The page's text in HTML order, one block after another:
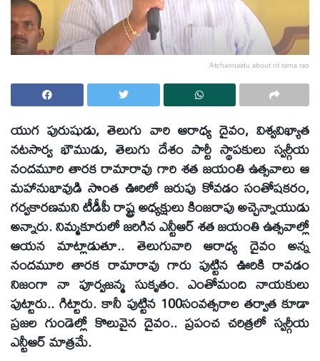
Atchannaidu about nt rama rao
యుగ పురుషుడు, తెలుగు వారి ఆరాధ్య దైవం, విశ్వవిఖ్యాత
నటసార్వ భౌముడు, తెలుగు దేశం పార్టీ స్థాపకులు స్వర్గీయ
నందమూరి తారక రామారావు గారి శత జయంతి ఉత్సవాలు ఆ
మహానుభావుడి సొంత ఊరిలో జరుపు కోవడం సంతోషకరం,
గర్వకారణమని టీడీపీ రాష్ట్ర అధ్యక్షులు కింజరాపు అచ్చెన్నాయుడు
అన్నారు. నిమ్మకూరులో జరిగిన ఎన్టీఆర్‌ శత జయంతి ఉత్సవాల్లో
ఆయన మాట్లాడుతూ.. తెలుగువారి ఆరాధ్య దైవం అన్న
నందమూరి తారక రామారావు గారు పుట్టిన ఊరికి రావడం
నిజంగా నా పూర్వజన్మ సుకృతం. ఎంతోమంది నాయకులు
పుట్టారు.. గిట్టారు. కానీ పుట్టిన 100సంవత్సరాల తర్వాత కూడా
ప్రజల గుండెల్లో కొలువైన దైవం.. ప్రపంచ చరిత్రలో స్వర్గీయ
ఎన్టీఆర్‌ మాత్రమే.